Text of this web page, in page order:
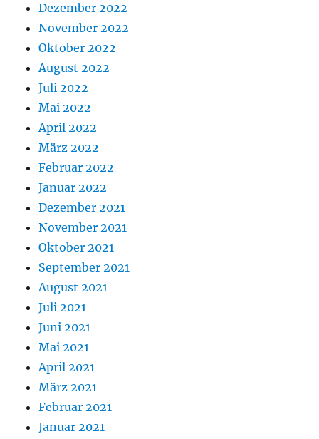
Dezember 2022
November 2022
Oktober 2022
August 2022
Juli 2022
Mai 2022
April 2022
März 2022
Februar 2022
Januar 2022
Dezember 2021
November 2021
Oktober 2021
September 2021
August 2021
Juli 2021
Juni 2021
Mai 2021
April 2021
März 2021
Februar 2021
Januar 2021